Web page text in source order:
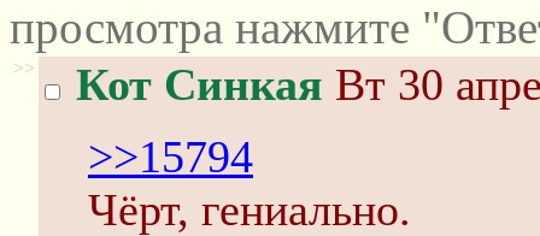
просмотра нажмите
>> Кот Синкая Вт 30
>>15794
Чёрт, гениально.